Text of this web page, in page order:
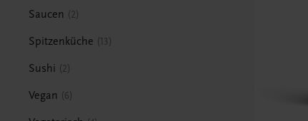
Saucen 2
Spitzenküche 13
Sushi 2
Vegan 6